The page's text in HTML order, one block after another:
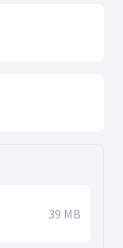
39 MB